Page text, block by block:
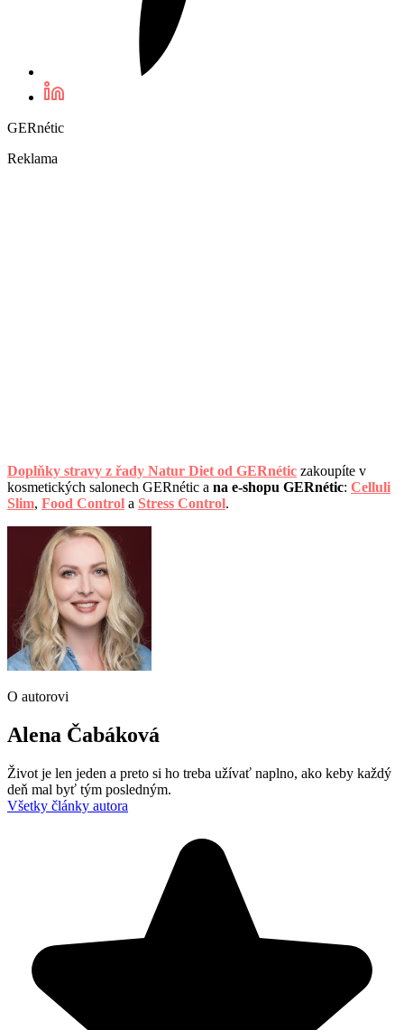
GERnétic
Reklama
Doplňky stravy z řady Natur Diet od GERnétic zakoupíte v
kosmetických salonech GERnétic a na e-shopu GERnétic: Celluli
Slim, Food Control a Stress Control.
O autorovi
Alena Čabáková
Život je len jeden a preto si ho treba užívať naplno, ako keby každý
deň mal byť tým posledným.
Všetky články autora